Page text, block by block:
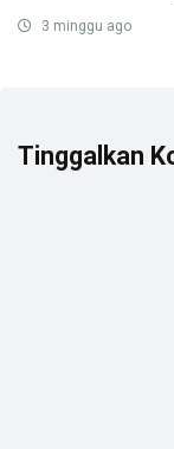
3 minggu ago
Tinggalkan